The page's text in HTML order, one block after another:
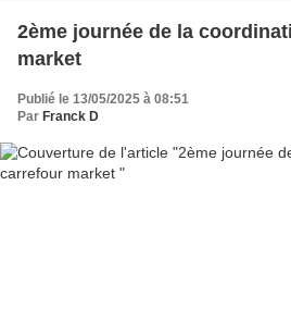
2ème journée de la
market
Publié le 13/05/2025 à 08:51
Par Franck D